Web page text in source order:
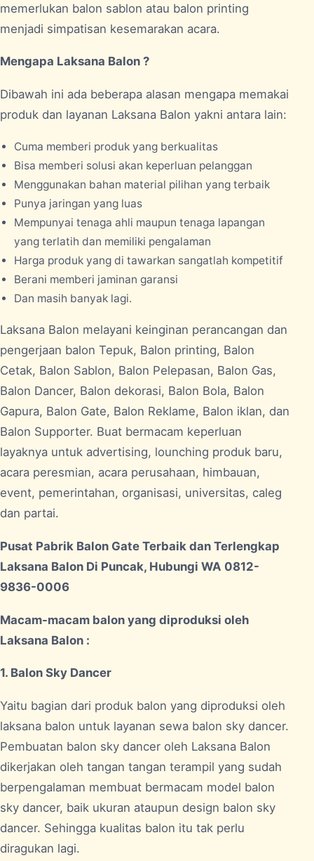
memerlukan balon sablon atau balon printing
menjadi simpatisan kesemarakan acara.
Mengapa Laksana Balon ?
Dibawah ini ada beberapa alasan mengapa memakai
produk dan layanan Laksana Balon yakni antara lain:
Cuma memberi produk yang berkualitas
Bisa memberi solusi akan keperluan pelanggan
Menggunakan bahan material pilihan yang terbaik
Punya jaringan yang luas
Mempunyai tenaga ahli maupun tenaga lapangan
yang terlatih dan memiliki pengalaman
Harga produk yang di tawarkan sangatlah kompetitif
Berani memberi jaminan garansi
Dan masih banyak lagi.
Laksana Balon melayani keinginan perancangan dan
pengerjaan balon Tepuk, Balon printing, Balon
Cetak, Balon Sablon, Balon Pelepasan, Balon Gas,
Balon Dancer, Balon dekorasi, Balon Bola, Balon
Gapura, Balon Gate, Balon Reklame, Balon iklan, dan
Balon Supporter. Buat bermacam keperluan
layaknya untuk advertising, lounching produk baru,
acara peresmian, acara perusahaan, himbauan,
event, pemerintahan, organisasi, universitas, caleg
dan partai.
Pusat Pabrik Balon Gate Terbaik dan Terlengkap
Laksana Balon Di Puncak, Hubungi WA 0812-
9836-0006
Macam-macam balon yang diproduksi oleh
Laksana Balon :
1. Balon Sky Dancer
Yaitu bagian dari produk balon yang diproduksi oleh
laksana balon untuk layanan sewa balon sky dancer.
Pembuatan balon sky dancer oleh Laksana Balon
dikerjakan oleh tangan tangan terampil yang sudah
berpengalaman membuat bermacam model balon
sky dancer, baik ukuran ataupun design balon sky
dancer. Sehingga kualitas balon itu tak perlu
diragukan lagi.